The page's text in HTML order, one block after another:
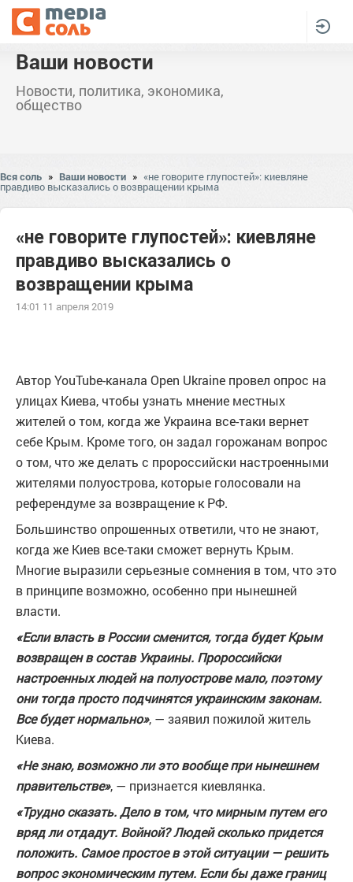
Ваши новости
Новости, политика, экономика,
общество
Вся соль » Ваши новости » «не говорите глупостей»: киевляне
правдиво высказались о возвращении крыма
«не говорите глупостей»: киевляне
правдиво высказались о
возвращении крыма
14:01 11 апреля 2019
Автор YouTube-канала Open Ukraine провел опрос на
улицах Киева, чтобы узнать мнение местных
жителей о том, когда же Украина все-таки вернет
себе Крым. Кроме того, он задал горожанам вопрос
о том, что же делать с пророссийски настроенными
жителями полуострова, которые голосовали на
референдуме за возвращение к РФ.
Большинство опрошенных ответили, что не знают,
когда же Киев все-таки сможет вернуть Крым.
Многие выразили серьезные сомнения в том, что это
в принципе возможно, особенно при нынешней
власти.
«Если власть в России сменится, тогда будет Крым
возвращен в состав Украины. Пророссийски
настроенных людей на полуострове мало, поэтому
они тогда просто подчинятся украинским законам.
Все будет нормально», — заявил пожилой житель
Киева.
«Не знаю, возможно ли это вообще при нынешнем
правительстве», — признается киевлянка.
«Трудно сказать. Дело в том, что мирным путем его
вряд ли отдадут. Войной? Людей сколько придется
положить. Самое простое в этой ситуации — решить
вопрос экономическим путем. Если бы даже границ